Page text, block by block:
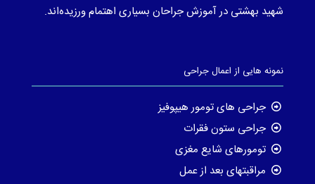
شهید بهشتی در آموزش جراحان بسیاری اهتمام ورزیده‌اند.
نمونه هایی از اعمال جراحی
جراحی های تومور هیپوفیز
جراحی ستون فقرات
تومورهای شایع مغزی
مراقبتهای بعد از عمل